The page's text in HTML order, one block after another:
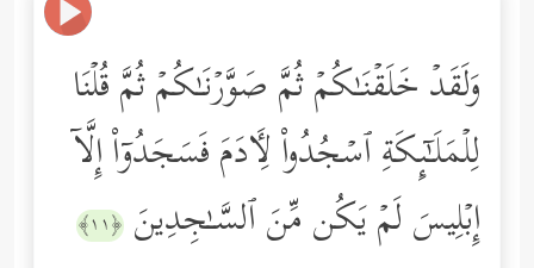
وَلَقَدۡ خَلَقۡنَـٰكُمۡ ثُمَّ صَوَّرۡنَـٰكُمۡ ثُمَّ قُلۡنَا
لِلۡمَلَـٰۤىِٕكَةِ ٱسۡجُدُواْ لِـَٔادَمَ فَسَجَدُوۤاْ إِلَّاۤ
إِبۡلِیسَ لَمۡ یَكُن مِّنَ ٱلسَّـٰجِدِینَ ﴿١١﴾